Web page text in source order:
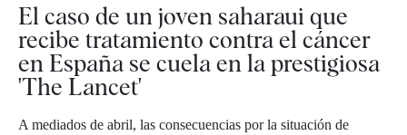
El caso de un joven saharaui que
recibe tratamiento contra el cáncer
en España se cuela en la prestigiosa
'The Lancet'
A mediados de abril, las consecuencias por la situación de